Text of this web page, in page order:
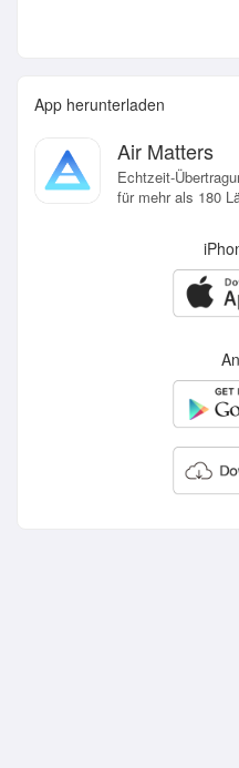
App herunterladen
Air Matters
Echtzeit-
für mehr als 180